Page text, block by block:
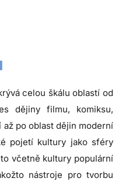
celou škálu oblastí od
dějiny filmu, komiksu,
po oblast dějin moderní
pojetí kultury jako sféry
včetně kultury populární
nástroje pro tvorbu